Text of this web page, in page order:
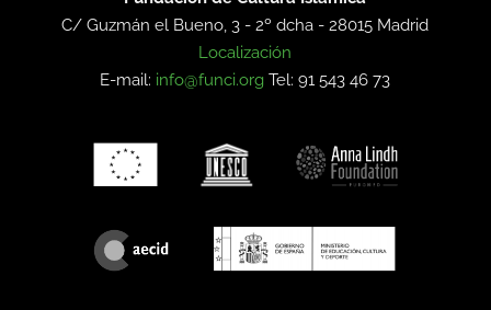
C/ Guzmán el Bueno, 3 - 2º dcha -28015 Madrid
Localización
E-mail: info@funci.org Tel: 91 543 46 73